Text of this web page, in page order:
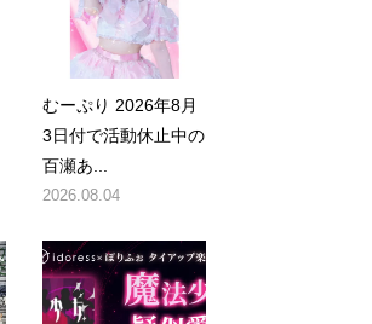
むーぷり 2026年8月
3日付で活動休止中の
百瀬あ...
2026.08.04